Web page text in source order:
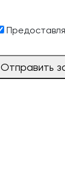
Отправить